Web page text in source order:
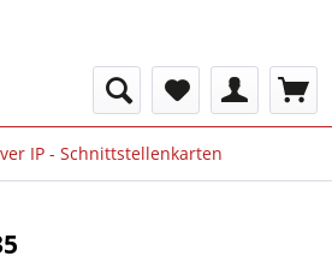
IP - Schnittstellenkarten